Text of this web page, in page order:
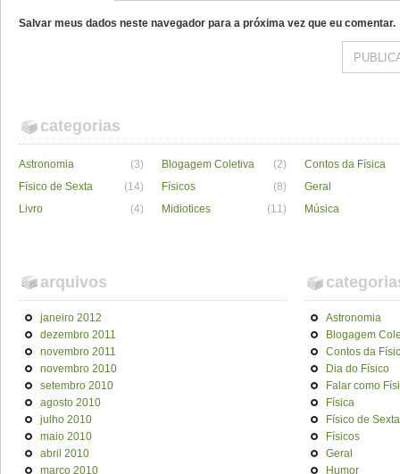
Salvar meus dados neste navegador para a próxima vez que eu comentar.
categorias
Astronomia (3) Blogagem Coletiva (2)
Contos da Física
Físico de Sexta
(14) Físicos (8)
Geral
Livro
(4) Midiotices (11) Música
arquivos
janeiro 2012
dezembro 2011
novembro 2011
novembro 2010
setembro 2010
agosto 2010
julho 2010
maio 2010
abril 2010
março 2010
Astronomia
Blogagem
Contos da
Dia do Físico
Falar como
Física
Físico de Sexta
Físicos
Geral
Humor